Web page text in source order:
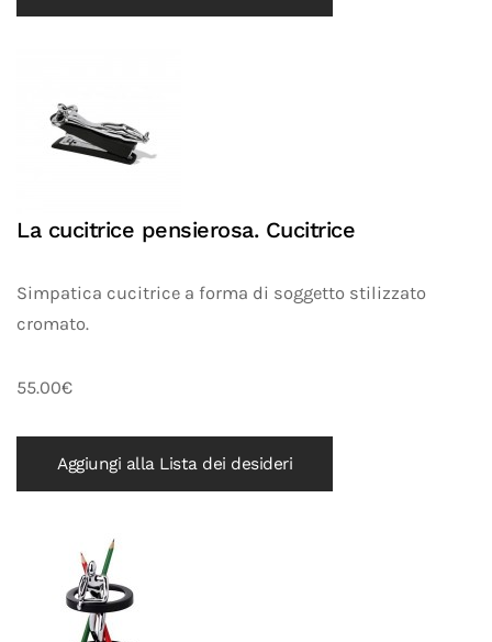
La cucitrice pensierosa. Cucitrice
Simpatica cucitrice a forma di soggetto stilizzato
cromato.
55.00€
Aggiungi alla Lista dei desideri